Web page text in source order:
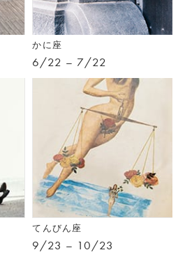
かに座
6/22 – 7/22
てんびん座
9/23 – 10/23